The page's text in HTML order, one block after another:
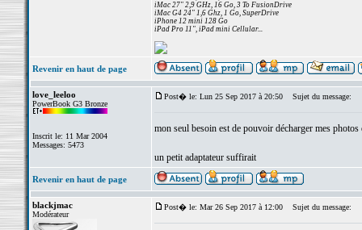
iMac 27" 2,9 GHz, 16 Go, 3 To FusionDrive
iMac G4 24" 1,6 Ghz, 1 Go, SuperDrive
iPhone 12 mini 128 Go
iPad Pro 11", iPad mini Cellular...
Revenir en haut de page
love_leeloo
PowerBook G3 Bronze
Inscrit le: 11 Mar 2004
Messages: 5473
Post� le: Lun 25 Sep 2017 à 20:50 Sujet du message:
mon seul besoin est de pouvoir décharger mes
un petit adaptateur suffirait
Revenir en haut de page
blackjmac
Modérateur
Post� le: Mar 26 Sep 2017 à 12:00 Sujet du message: